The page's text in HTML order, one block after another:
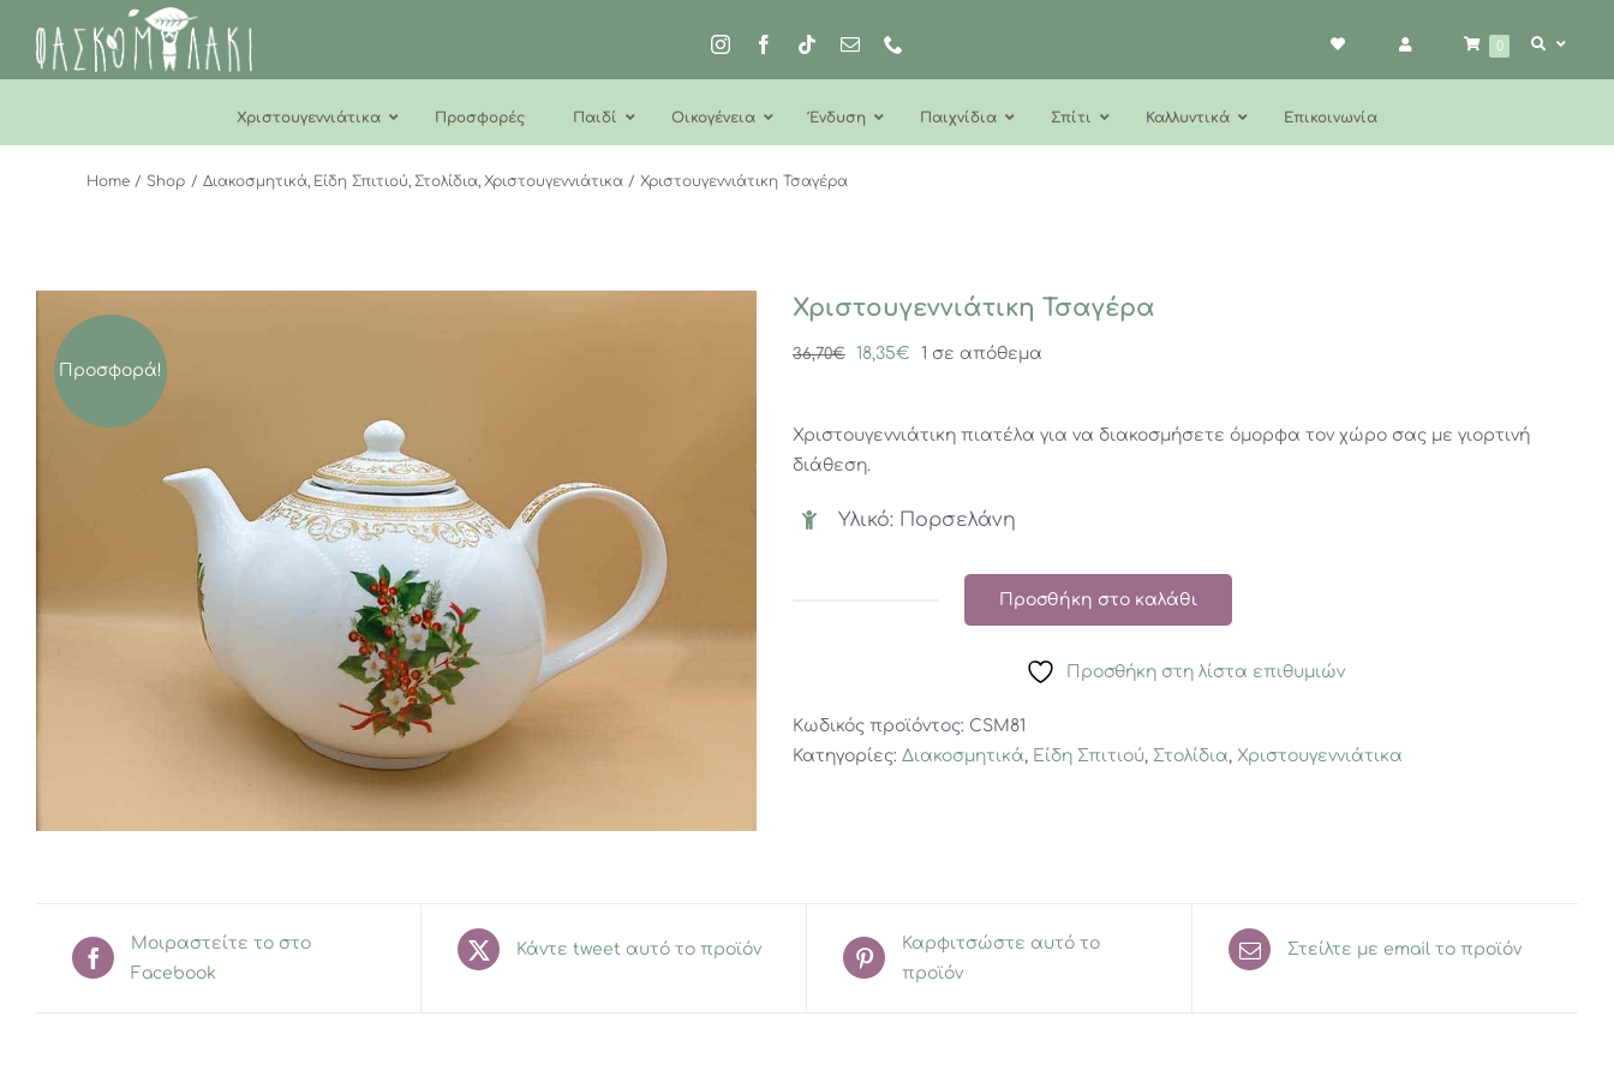
περιεχόμενο
0
Χριστουγεννιάτικα Προσφορές Παιδί Οικογένεια Ένδυση Παιχνίδια Σπίτι Καλλυντικά Επικοινωνία
Home Shop Διακοσμητικά Είδη Σπιτιού Στολίδια Χριστουγεννιάτικα Χριστουγεννιάτικη Τσαγέρα
Προσφορά!
Χριστουγεννιάτικη Τσαγέρα
36,70€
Original
36,70€.
18,35€ Η
είναι:
1 σε απόθεμα
Χριστουγεννιάτικη πιατέλα για να διακοσμήσετε όμορφα τον χώρο σας με γιορτινή
διάθεση.
Υλικό: Πορσελάνη
Χριστουγεννιάτικη
Προσθήκη στο καλάθι
Προσθήκη στη λίστα επιθυμιών
Κωδικός προϊόντος: CSM81
Κατηγορίες: Διακοσμητικά, Είδη Σπιτιού, Στολίδια, Χριστουγεννιάτικα
Μοιραστείτε το στο
Facebook
Κάντε tweet αυτό το προϊόν
Καρφιτσώστε αυτό το
προϊόν
Στείλτε με email το προϊόν